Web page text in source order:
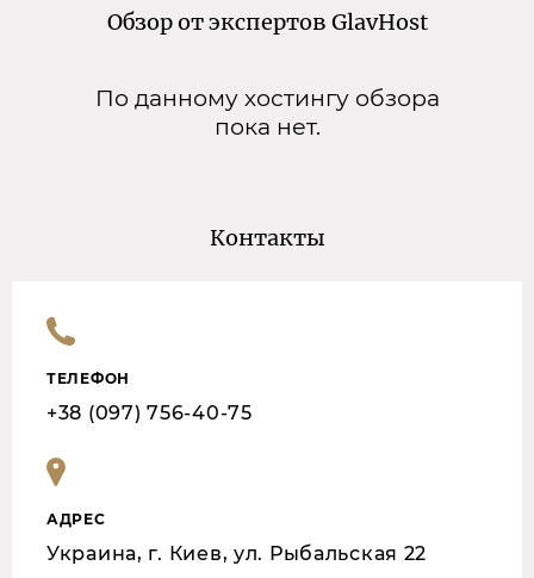
Обзор от экспертов GlavHost
По данному хостингу обзора
пока нет.
Контакты
ТЕЛЕФОН
+38 (097) 756-40-75
АДРЕС
Украина, г. Киев, ул. Рыбальская 22